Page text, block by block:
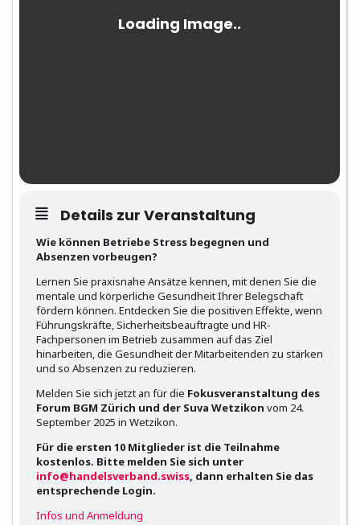
Details zur Veranstaltung
Wie können Betriebe Stress begegnen und
Absenzen vorbeugen?
Lernen Sie praxisnahe Ansätze kennen, mit denen Sie die
mentale und körperliche Gesundheit Ihrer Belegschaft
fördern können. Entdecken Sie die positiven Effekte, wenn
Führungskräfte, Sicherheitsbeauftragte und HR-
Fachpersonen im Betrieb zusammen auf das Ziel
hinarbeiten, die Gesundheit der Mitarbeitenden zu stärken
und so Absenzen zu reduzieren.
Melden Sie sich jetzt an für die Fokusveranstaltung des
Forum BGM Zürich und der Suva Wetzikon vom 24.
September 2025 in Wetzikon.
Für die ersten 10 Mitglieder ist die Teilnahme
kostenlos. Bitte melden Sie sich unter
info@handelsverband.swiss, dann erhalten Sie das
entsprechende Login.
Infos und Anmeldung